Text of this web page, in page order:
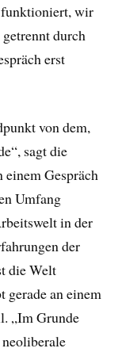
funktioniert, wir
durch
erst
von dem,
sagt die
Gespräch
Umfang
in der
der
die Welt
gerade an einem
„Im Grunde